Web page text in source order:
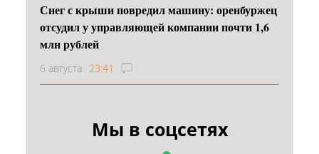
Снег с крыши повредил машину: оренбуржец
отсудил у управляющей компании почти 1,6
млн рублей
6 августа 23:41
Мы в соцсетях